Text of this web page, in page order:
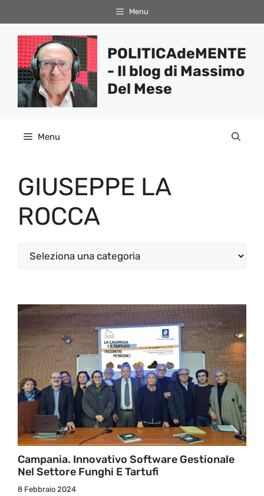
al
contenuto
Menu
POLITICAdeMENTE
- Il blog di Massimo
Del Mese
Menu
GIUSEPPE LA
ROCCA
Categorie
Campania. Innovativo Software Gestionale
Nel Settore Funghi E Tartufi
8 Febbraio 2024